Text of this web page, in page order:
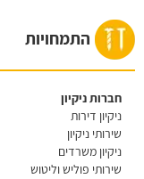
התמחויות
חברות ניקיון
ניקיון דירות
שירותי ניקיון
ניקיון משרדים
שירותי פוליש וליטוש